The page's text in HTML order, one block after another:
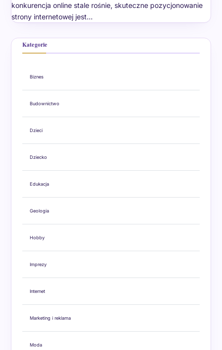
konkurencja online stale rośnie, skuteczne pozycjonowanie
strony internetowej jest…
Kategorie
Biznes
Budownictwo
Dzieci
Dziecko
Edukacja
Geologia
Hobby
Imprezy
Internet
Marketing i reklama
Moda